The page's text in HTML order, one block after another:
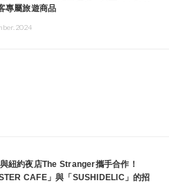
專屬旅遊商品
紐約夜店The Stranger攜手合作！
CAFE」與「SUSHIDELIC」的招